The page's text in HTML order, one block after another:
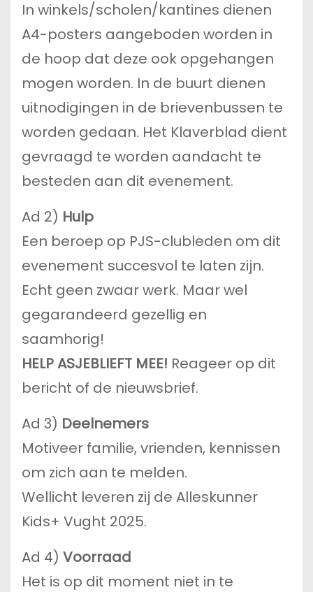
In winkels/scholen/kantines dienen
A4-posters aangeboden worden in
de hoop dat deze ook opgehangen
mogen worden. In de buurt dienen
uitnodigingen in de brievenbussen te
worden gedaan. Het Klaverblad dient
gevraagd te worden aandacht te
besteden aan dit evenement.
Ad 2) Hulp
Een beroep op PJS-clubleden om dit
evenement succesvol te laten zijn.
Echt geen zwaar werk. Maar wel
gegarandeerd gezellig en
saamhorig!
HELP ASJEBLIEFT MEE! Reageer op dit
bericht of de nieuwsbrief.
Ad 3) Deelnemers
Motiveer familie, vrienden, kennissen
om zich aan te melden.
Wellicht leveren zij de Alleskunner
Kids+ Vught 2025.
Ad 4) Voorraad
Het is op dit moment niet in te